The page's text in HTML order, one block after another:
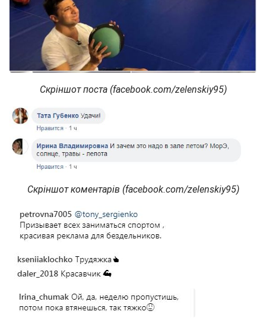
Скріншот поста (facebook.com/zelenskiy95)
Скріншот коментарів (facebook.com/zelenskiy95)